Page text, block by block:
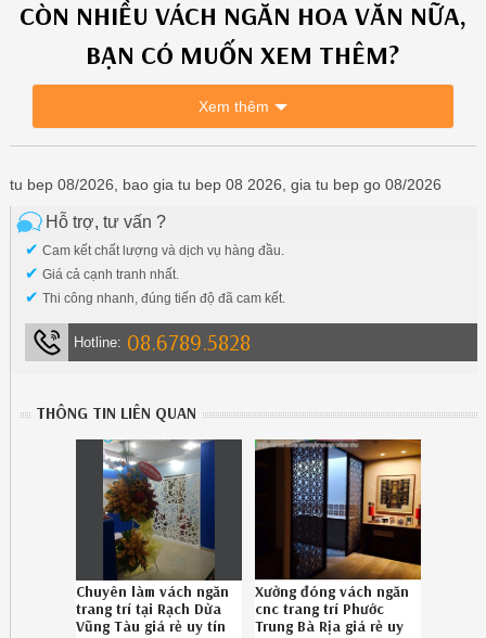
CÒN NHIỀU VÁCH NGĂN HOA VĂN NỮA,
BẠN CÓ MUỐN XEM THÊM?
Xem thêm
tu bep 08/2026, bao gia tu bep 08 2026, gia tu bep go 08/2026
Hỗ trợ, tư vấn ?
✔ Cam kết chất lượng và dịch vụ hàng đầu.
✔ Giá cả cạnh tranh nhất.
✔ Thi công nhanh, đúng tiến độ đã cam kết.
Hotline: 08.6789.5828
THÔNG TIN LIÊN QUAN
Chuyên làm vách ngăn
trang trí tại Rạch Dừa
Vũng Tàu giá rẻ uy tín
Xưởng đóng vách ngăn
cnc trang trí Phước
Trung Bà Rịa giá rẻ uy